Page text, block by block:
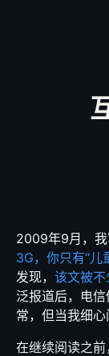
2009年9月，
3G，你只有“儿
发现， 该文被不
泛报道后，电
常，但当我细心
在继续阅读之